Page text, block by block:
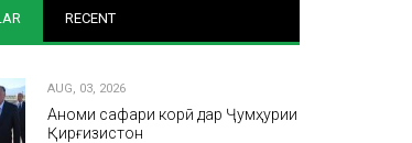
RECENT
AUG, 03, 2026
Анҷоми сафари корӣ дар Ҷумҳурии
Қирғизистон